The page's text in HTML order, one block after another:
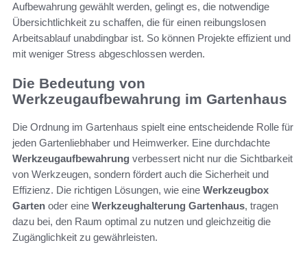
Aufbewahrung gewählt werden, gelingt es, die notwendige
Übersichtlichkeit zu schaffen, die für einen reibungslosen
Arbeitsablauf unabdingbar ist. So können Projekte effizient und
mit weniger Stress abgeschlossen werden.
Die Bedeutung von
Werkzeugaufbewahrung im Gartenhaus
Die Ordnung im Gartenhaus spielt eine entscheidende Rolle für
jeden Gartenliebhaber und Heimwerker. Eine durchdachte
Werkzeugaufbewahrung verbessert nicht nur die Sichtbarkeit
von Werkzeugen, sondern fördert auch die Sicherheit und
Effizienz. Die richtigen Lösungen, wie eine Werkzeugbox
Garten oder eine Werkzeughalterung Gartenhaus, tragen
dazu bei, den Raum optimal zu nutzen und gleichzeitig die
Zugänglichkeit zu gewährleisten.